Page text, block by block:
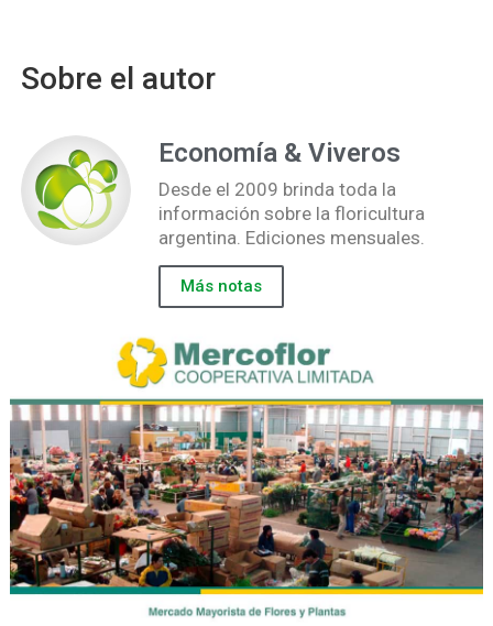
Sobre el autor
Economía & Viveros
Desde el 2009 brinda toda la
información sobre la floricultura
argentina. Ediciones mensuales.
Más notas